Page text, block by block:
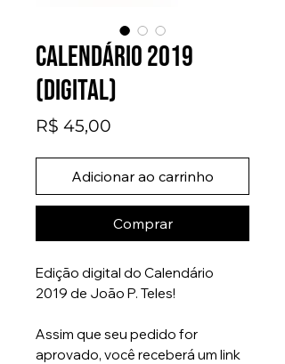
Calendário 2019
(digital)
R$ 45,00
Adicionar ao carrinho
Comprar
Edição digital do Calendário
2019 de João P. Teles!
Assim que seu pedido for
aprovado, você receberá um link